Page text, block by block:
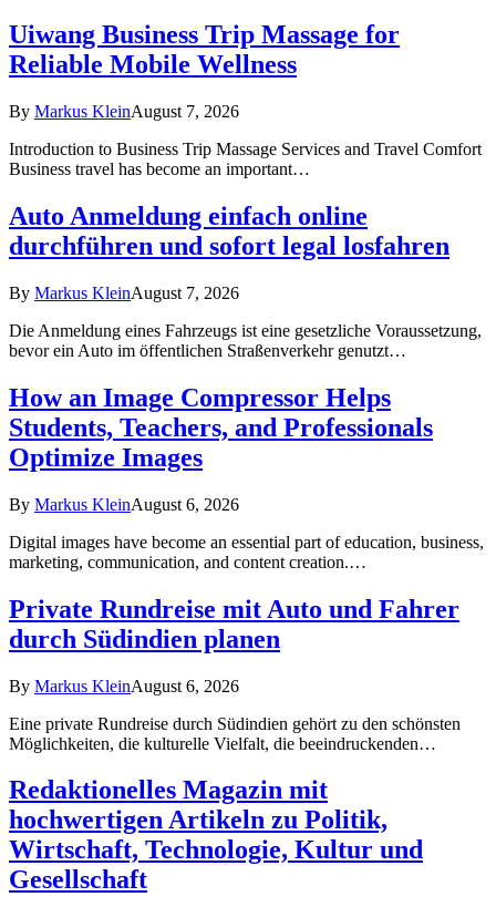
Uiwang Business Trip Massage for
Reliable Mobile Wellness
By Markus KleinAugust 7, 2026
Introduction to Business Trip Massage Services and Travel Comfort
Business travel has become an important…
Auto Anmeldung einfach online
durchführen und sofort legal losfahren
By Markus KleinAugust 7, 2026
Die Anmeldung eines Fahrzeugs ist eine gesetzliche Voraussetzung,
bevor ein Auto im öffentlichen Straßenverkehr genutzt…
How an Image Compressor Helps
Students, Teachers, and Professionals
Optimize Images
By Markus KleinAugust 6, 2026
Digital images have become an essential part of education, business,
marketing, communication, and content creation.…
Private Rundreise mit Auto und Fahrer
durch Südindien planen
By Markus KleinAugust 6, 2026
Eine private Rundreise durch Südindien gehört zu den schönsten
Möglichkeiten, die kulturelle Vielfalt, die beeindruckenden…
Redaktionelles Magazin mit
hochwertigen Artikeln zu Politik,
Wirtschaft, Technologie, Kultur und
Gesellschaft